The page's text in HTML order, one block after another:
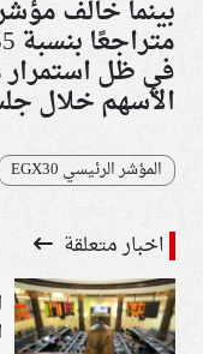
بينما خالف
في ظل استمرار
الأسهم خلال
المؤشر الرئيسي EGX30
اخبار متعلقة